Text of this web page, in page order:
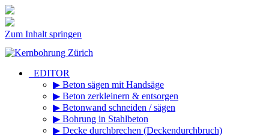
Zum Inhalt springen
_EDITOR
▶ Beton sägen mit Handsäge
▶ Beton zerkleinern & entsorgen
▶ Betonwand schneiden / sägen
▶ Bohrung in Stahlbeton
▶ Decke durchbrechen (Deckendurchbruch)